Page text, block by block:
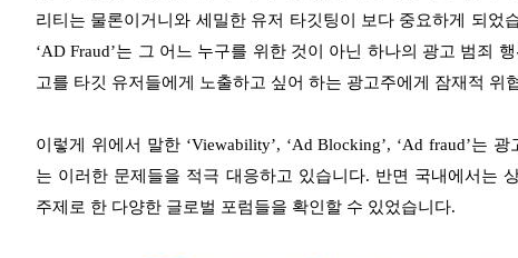
리티는 물론이거니와 세밀한 유저 타깃팅이 보다 중요하게 되었
‘AD Fraud’는 그 어느 누구를 위한 것이 아닌 하나의 광고 범죄
고를 타깃 유저들에게 노출하고 싶어 하는 광고주에게 잠재적 위
이렇게 위에서 말한 ‘Viewability’, ‘Ad Blocking’, ‘Ad fraud’는
는 이러한 문제들을 적극 대응하고 있습니다. 반면 국내에서는
주제로 한 다양한 글로벌 포럼들을 확인할 수 있었습니다.